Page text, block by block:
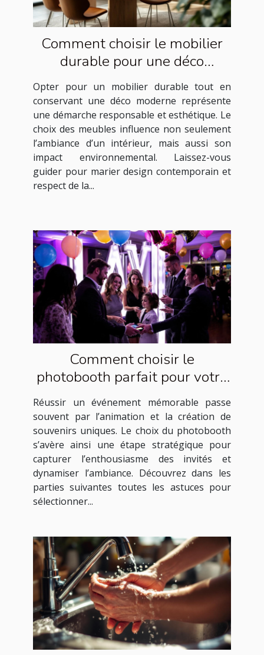
Comment choisir le mobilier
durable pour une déco
moderne ?
Opter pour un mobilier durable tout en
conservant une déco moderne représente
une démarche responsable et esthétique. Le
choix des meubles influence non seulement
l’ambiance d’un intérieur, mais aussi son
impact environnemental. Laissez-vous
guider pour marier design contemporain et
respect de la...
Comment choisir le
photobooth parfait pour votre
événement ?
Réussir un événement mémorable passe
souvent par l’animation et la création de
souvenirs uniques. Le choix du photobooth
s’avère ainsi une étape stratégique pour
capturer l’enthousiasme des invités et
dynamiser l’ambiance. Découvrez dans les
parties suivantes toutes les astuces pour
sélectionner...